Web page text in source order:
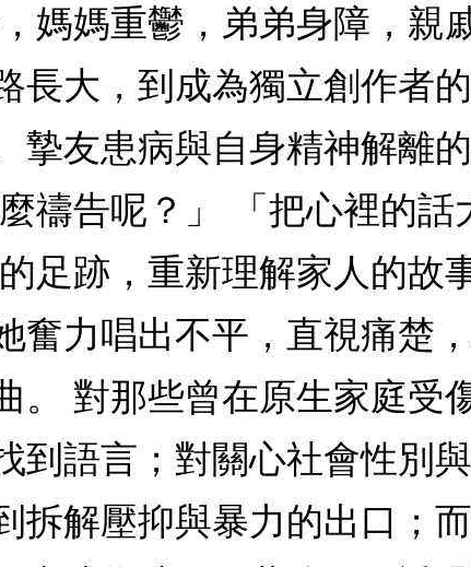
媽媽重鬱，弟弟身障，親
長大，到成為獨立創作者
摯友患病與自身精神解離
禱告呢？」 「把心裡的話
足跡，重新理解家人的故
奮力唱出不平，直視痛楚
。 對那些曾在原生家庭受
到語言；對關心社會性別
拆解壓抑與暴力的出口；